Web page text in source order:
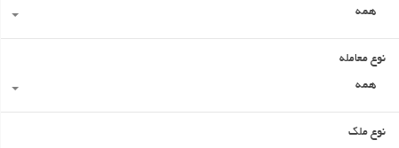
همه
نوع معامله
همه
نوع ملک